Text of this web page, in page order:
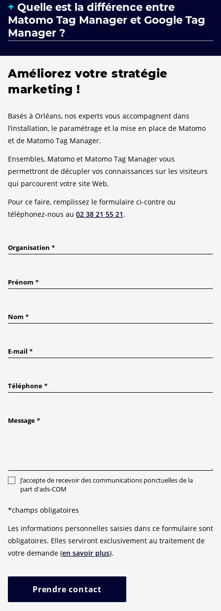
Quelle est la différence entre
Matomo Tag Manager et Google Tag
Manager ?
Améliorez votre stratégie
marketing !
Basés à Orléans, nos experts vous accompagnent dans
l’installation, le paramétrage et la mise en place de Matomo
et de Matomo Tag Manager.
Ensembles, Matomo et Matomo Tag Manager vous
permettront de décupler vos connaissances sur les visiteurs
qui parcourent votre site Web.
Pour ce faire, remplissez le formulaire ci-contre ou
téléphonez-nous au 02 38 21 55 21.
Organisation
Prénom
Nom
E-mail
Téléphone
Message
J’accepte de recevoir des communications ponctuelles de la
part d'ads-COM
*champs obligatoires
Les informations personnelles saisies dans ce formulaire sont
obligatoires. Elles serviront exclusivement au traitement de
votre demande (en savoir plus).
Prendre contact